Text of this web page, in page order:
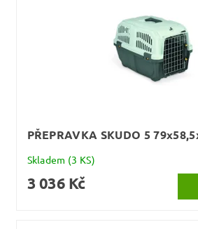
PŘEPRAVKA SKUDO 5
Skladem (3 KS)
3 036 Kč